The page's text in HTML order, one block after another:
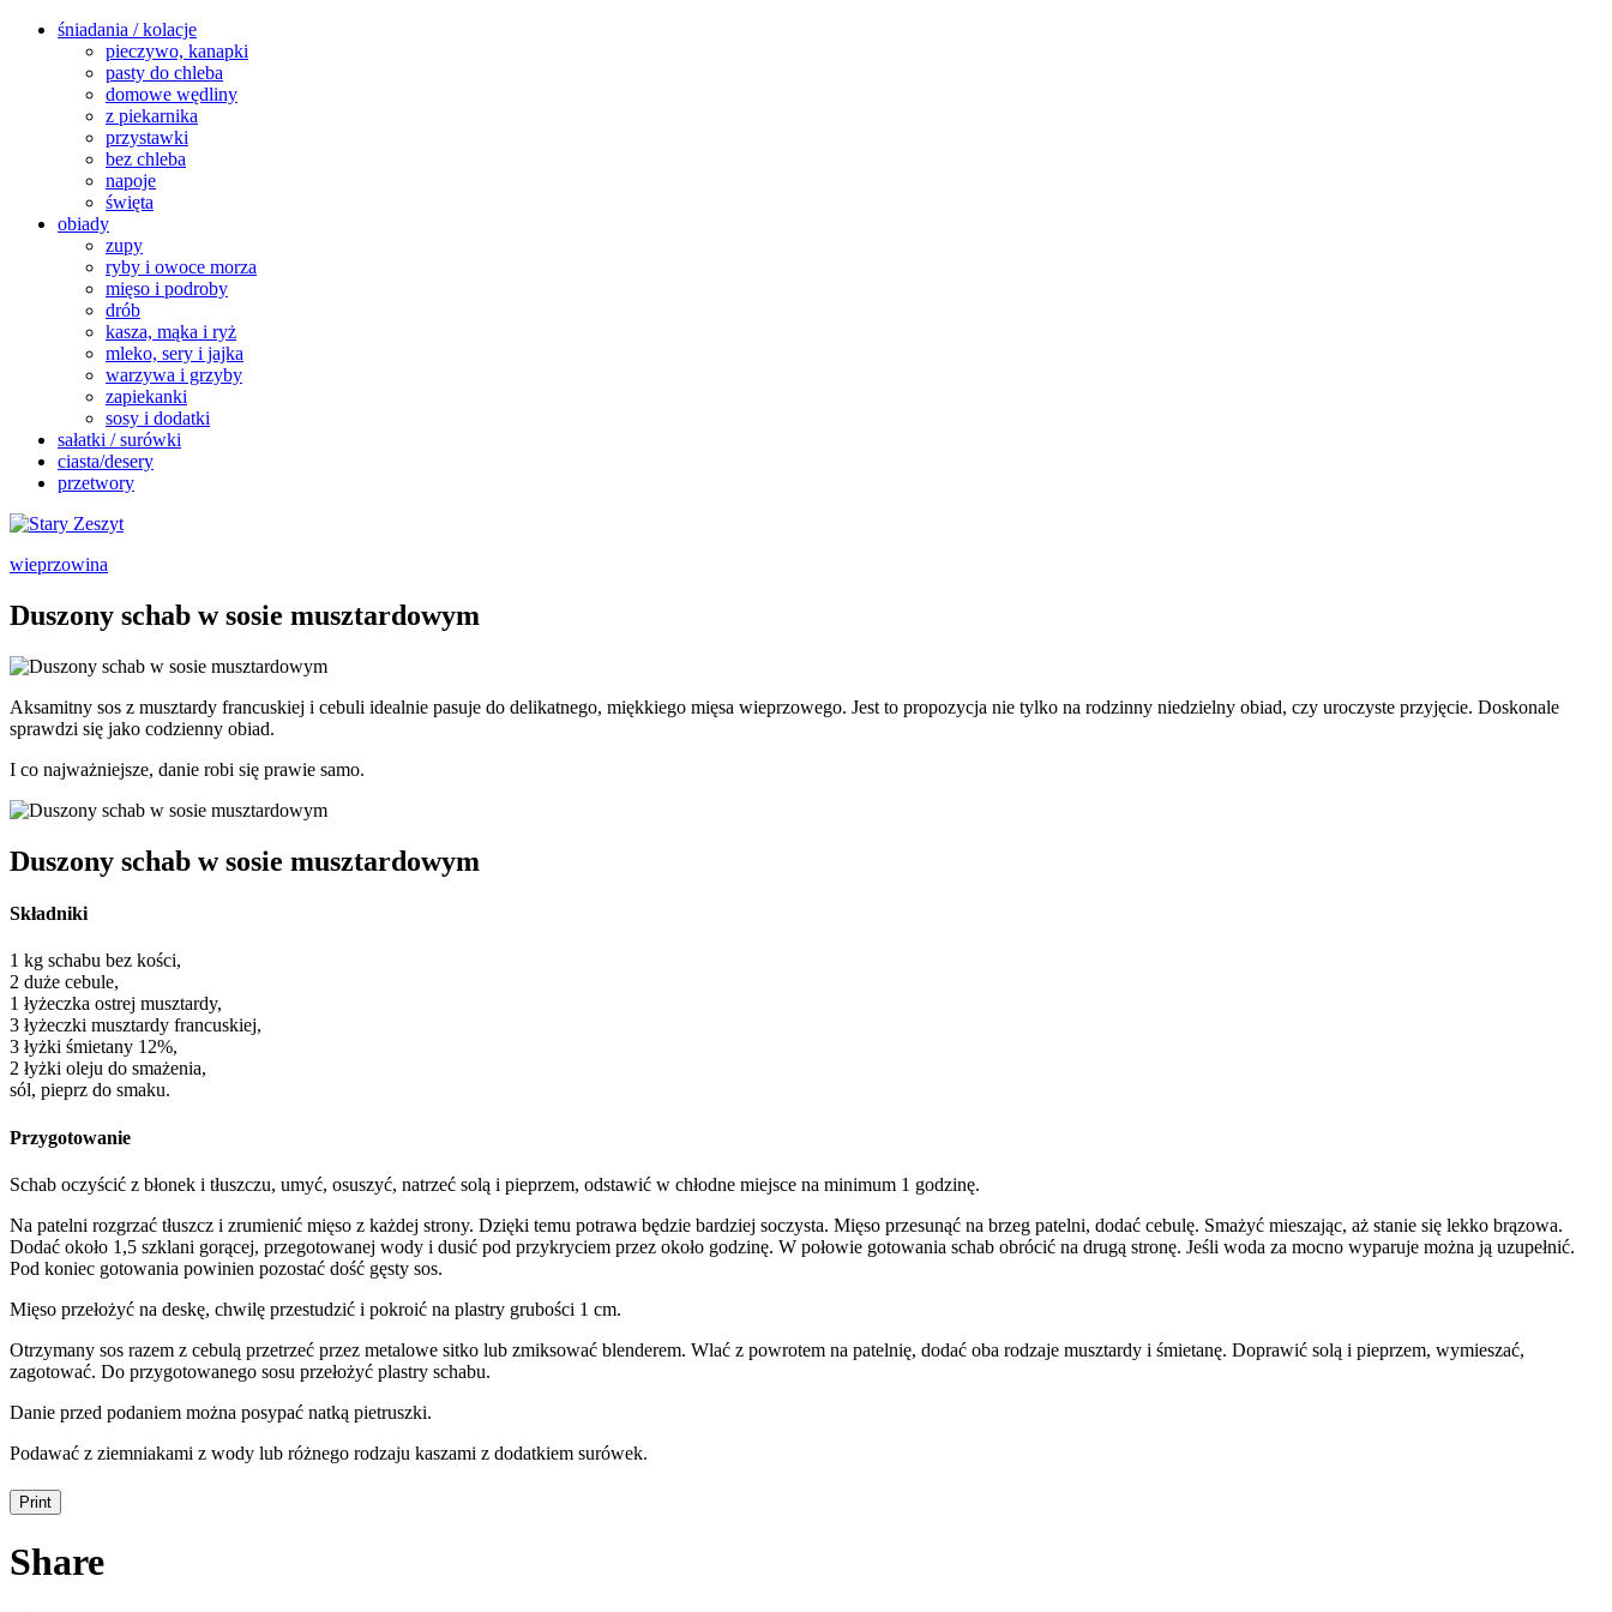
śniadania / kolacje
pieczywo, kanapki
pasty do chleba
domowe wędliny
z piekarnika
przystawki
bez chleba
napoje
święta
obiady
zupy
ryby i owoce morza
mięso i podroby
drób
kasza, mąka i ryż
mleko, sery i jajka
warzywa i grzyby
zapiekanki
sosy i dodatki
sałatki / surówki
ciasta/desery
przetwory
wieprzowina
Duszony schab w sosie musztardowym
Aksamitny sos z musztardy francuskiej i cebuli idealnie pasuje do delikatnego, miękkiego mięsa wieprzowego. Jest to propozycja nie tylko na rodzinny niedzielny obiad, czy uroczyste przyjęcie. Doskonale
sprawdzi się jako codzienny obiad.
I co najważniejsze, danie robi się prawie samo.
Duszony schab w sosie musztardowym
Składniki
1 kg schabu bez kości,
2 duże cebule,
1 łyżeczka ostrej musztardy,
3 łyżeczki musztardy francuskiej,
3 łyżki śmietany 12%,
2 łyżki oleju do smażenia,
sól, pieprz do smaku.
Przygotowanie
Schab oczyścić z błonek i tłuszczu, umyć, osuszyć, natrzeć solą i pieprzem, odstawić w chłodne miejsce na minimum 1 godzinę.
Na patelni rozgrzać tłuszcz i zrumienić mięso z każdej strony. Dzięki temu potrawa będzie bardziej soczysta. Mięso przesunąć na brzeg patelni, dodać cebulę. Smażyć mieszając, aż stanie się lekko brązowa.
Dodać około 1,5 szklani gorącej, przegotowanej wody i dusić pod przykryciem przez około godzinę. W połowie gotowania schab obrócić na drugą stronę. Jeśli woda za mocno wyparuje można ją uzupełnić.
Pod koniec gotowania powinien pozostać dość gęsty sos.
Mięso przełożyć na deskę, chwilę przestudzić i pokroić na plastry grubości 1 cm.
Otrzymany sos razem z cebulą przetrzeć przez metalowe sitko lub zmiksować blenderem. Wlać z powrotem na patelnię, dodać oba rodzaje musztardy i śmietanę. Doprawić solą i pieprzem, wymieszać,
zagotować. Do przygotowanego sosu przełożyć plastry schabu.
Danie przed podaniem można posypać natką pietruszki.
Podawać z ziemniakami z wody lub różnego rodzaju kaszami z dodatkiem surówek.
Share